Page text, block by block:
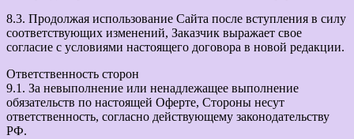
8.3. Продолжая использование Сайта после вступления в силу
соответствующих изменений, Заказчик выражает свое
согласие с условиями настоящего договора в новой редакции.
Ответственность сторон
9.1. За невыполнение или ненадлежащее выполнение
обязательств по настоящей Оферте, Стороны несут
ответственность, согласно действующему законодательству
РФ.